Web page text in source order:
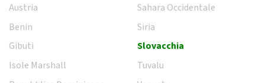
Austria
Benin
Gibuti
Isole Marshall
Sahara Occidentale
Siria
Slovacchia
Tuvalu